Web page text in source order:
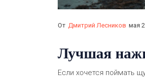
От Дмитрий Лесников мая
Лучшая
Если хочется поймать